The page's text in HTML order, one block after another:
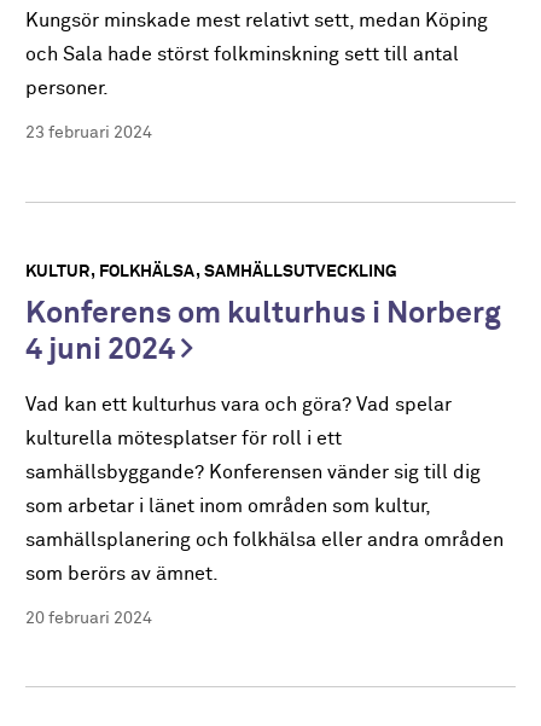
Kungsör minskade mest relativt sett, medan Köping
och Sala hade störst folkminskning sett till antal
personer.
23 februari 2024
KULTUR FOLKHÄLSA SAMHÄLLSUTVECKLING
Konferens om kulturhus i Norberg
4 juni 2024
Vad kan ett kulturhus vara och göra? Vad spelar
kulturella mötesplatser för roll i ett
samhällsbyggande? Konferensen vänder sig till dig
som arbetar i länet inom områden som kultur,
samhällsplanering och folkhälsa eller andra områden
som berörs av ämnet.
20 februari 2024